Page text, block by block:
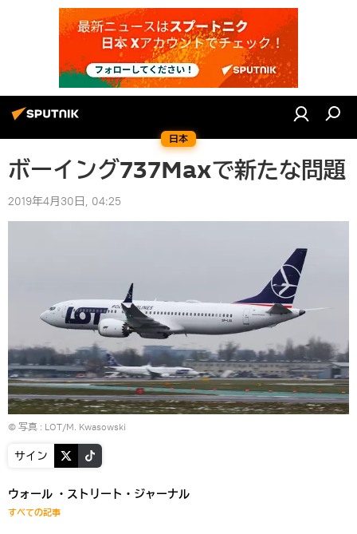
日本
ボーイング737Maxで新たな問題
2019年4月30日, 04:25
© 写真 : LOT/M. Kwasowski
サイン
ウォール ・ストリート・ジャーナル
すべての記事